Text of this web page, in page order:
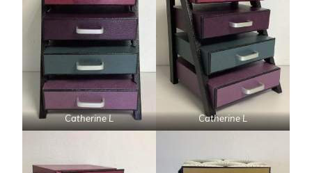
Catherine L Catherine L